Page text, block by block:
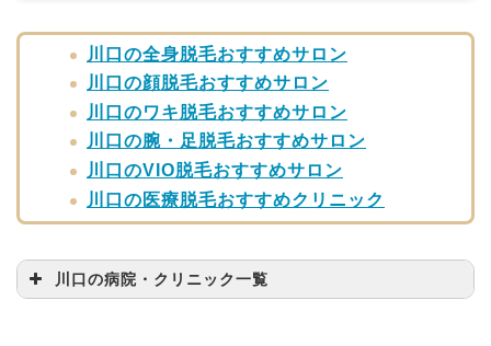
川口の全身脱毛おすすめサロン
川口の顔脱毛おすすめサロン
川口のワキ脱毛おすすめサロン
川口の腕・足脱毛おすすめサロン
川口のVIO脱毛おすすめサロン
川口の医療脱毛おすすめクリニック
川口の病院・クリニック一覧